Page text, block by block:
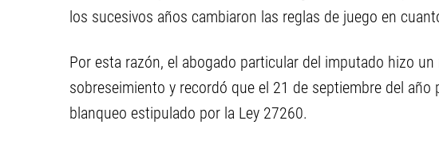
los sucesivos años cambiaron las reglas de juego en
Por esta razón, el abogado particular del imputado hizo
sobreseimiento y recordó que el 21 de septiembre del
blanqueo estipulado por la Ley 27260.